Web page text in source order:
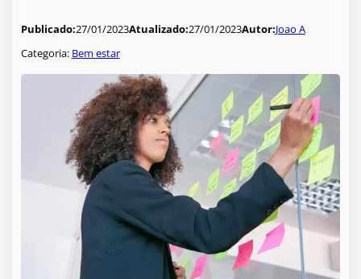
Publicado:27/01/2023Atualizado:27/01/2023Autor:Joao A
Categoria: Bem estar